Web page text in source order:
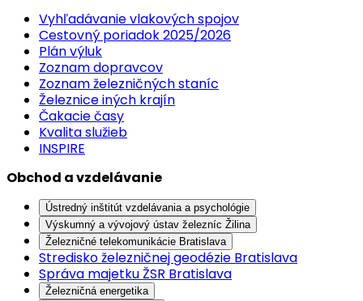
Vyhľadávanie vlakových spojov
Cestovný poriadok 2025/2026
Plán výluk
Zoznam dopravcov
Zoznam železničných staníc
Železnice iných krajín
Čakacie časy
Kvalita služieb
INSPIRE
Obchod a vzdelávanie
Ústredný inštitút vzdelávania a psychológie
Výskumný a vývojový ústav železníc Žilina
Železničné telekomunikácie Bratislava
Stredisko železničnej geodézie Bratislava
Správa majetku ŽSR Bratislava
Železničná energetika